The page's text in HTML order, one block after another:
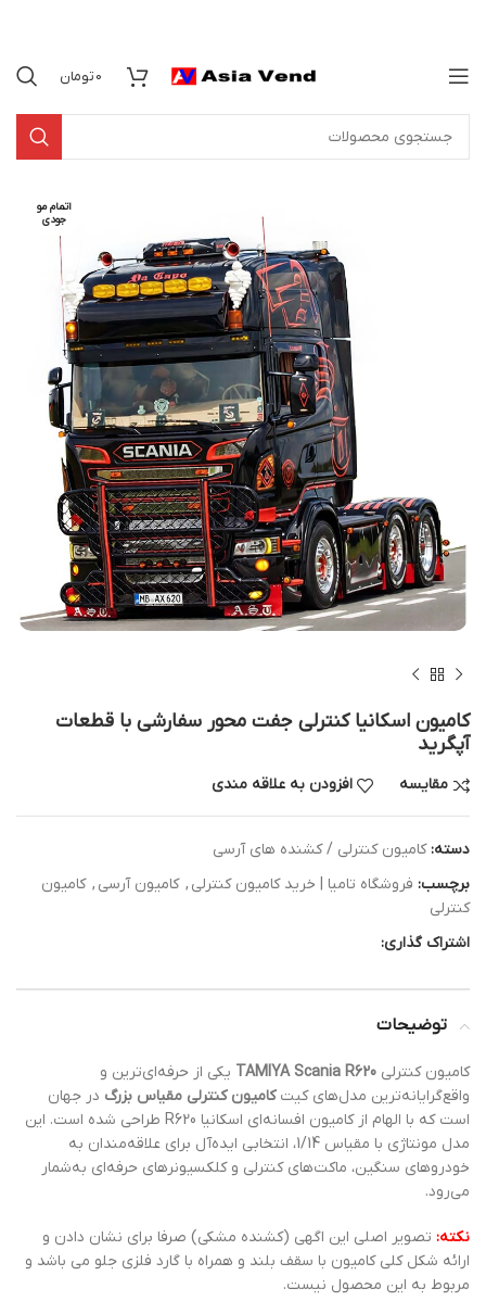
0تومان
اتمام مو
جودی
کامیون اسکانیا کنترلی جفت محور سفارشی با قطعات
آپگرید
مقایسه افزودن به علاقه مندی
دسته: کامیون کنترلی / کشنده های آرسی
برچسب: فروشگاه تامیا | خرید کامیون کنترلی , کامیون آرسی , کامیون
کنترلی
اشتراک گذاری:
توضیحات
کامیون کنترلی TAMIYA Scania R620 یکی از حرفه‌ای‌ترین و
واقع‌گرایانه‌ترین مدل‌های کیتکامیون کنترلی مقیاس بزرگ در جهان
است که با الهام از کامیون افسانه‌ای اسکانیا R620 طراحی شده است. این
مدل مونتاژی با مقیاس 1/14، انتخابی ایده‌آل برای علاقه‌مندان به
خودروهای سنگین، ماکت‌های کنترلی و کلکسیونرهای حرفه‌ای به‌شمار
می‌رود.
نکته: تصویر اصلی این اگهی (کشنده مشکی) صرفا برای نشان دادن و
ارائه شکل کلی کامیون با سقف بلند و همراه با گارد فلزی جلو می باشد و
مربوط به این محصول نیست.